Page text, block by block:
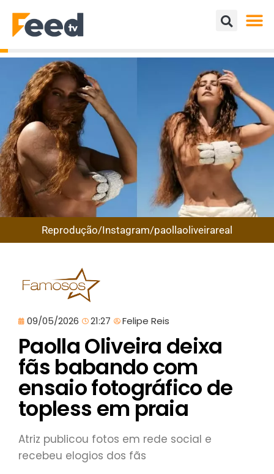
Reprodução/Instagram/paollaoliveirareal
09/05/2026 21:27 Felipe Reis
Paolla Oliveira deixa
fãs babando com
ensaio fotográfico de
topless em praia
Atriz publicou fotos em rede social e
recebeu elogios dos fãs